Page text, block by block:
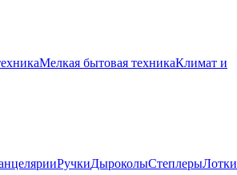
Мелкая бытовая техникаКлимат и
РучкиДыроколыСтеплеры